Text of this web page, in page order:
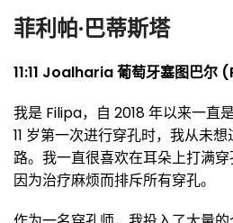
菲利帕·巴蒂斯塔
11:11 Joalharia 葡萄牙塞图巴尔
我是 Filipa，自 2018 年以来一直
11 岁第一次进行穿孔时，我从未
路。我一直很喜欢在耳朵上打满
因为治疗麻烦而排斥所有穿孔。